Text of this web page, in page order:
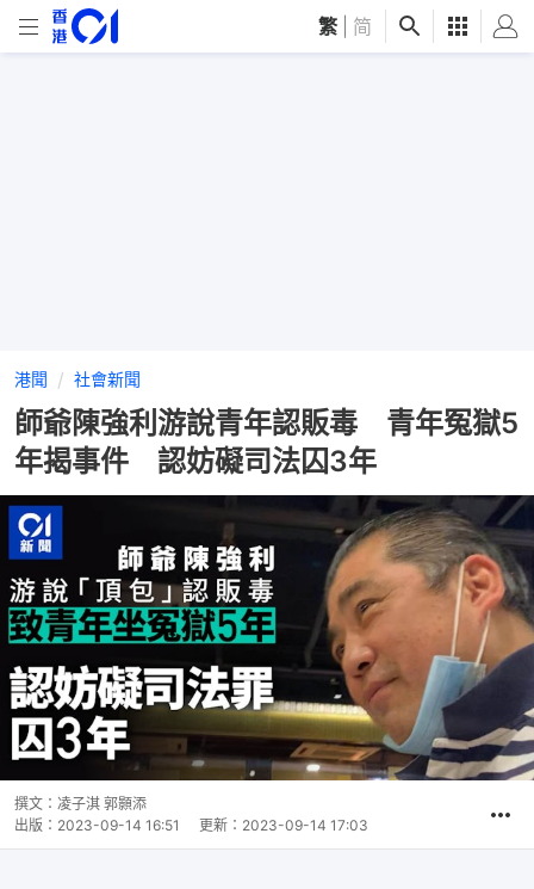
繁 简
港聞 社會新聞
師爺陳強利游說青年認販毒 青年冤獄5
年揭事件 認妨礙司法囚3年
撰文： 凌子淇 郭顥添
出版： 2023-09-14 16:51 更新： 2023-09-14 17:03